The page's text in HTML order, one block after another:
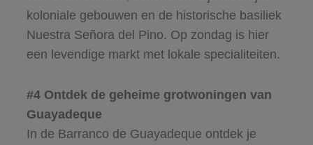
koloniale gebouwen en de historische basiliek
Nuestra Señora del Pino. Op zondag is hier
een levendige markt met lokale specialiteiten.
#4 Ontdek de geheime grotwoningen van
Guayadeque
In de Barranco de Guayadeque ontdek je